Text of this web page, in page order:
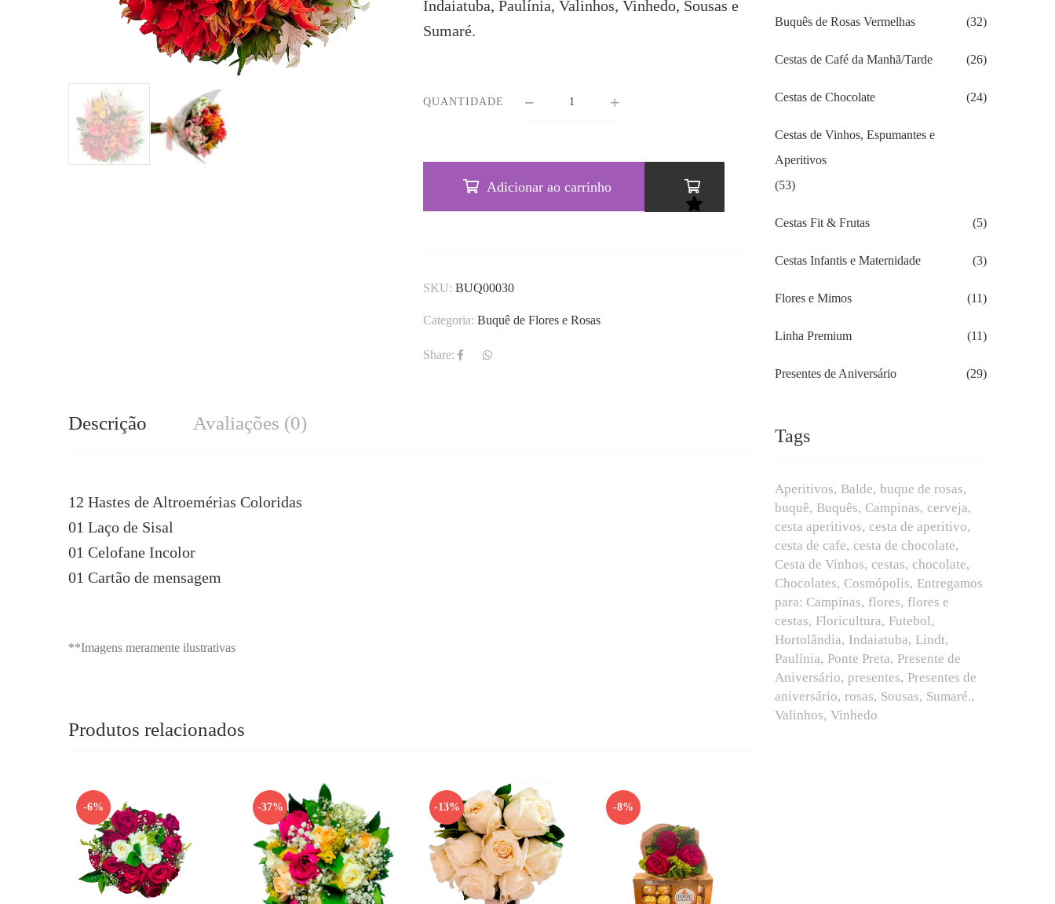
Indaiatuba, Paulínia, Valinhos, Vinhedo, Sousas e
Sumaré.
QUANTIDADE
Adicionar ao carrinho
SKU:BUQ00030
Categoria:Buquê de Flores e Rosas
Share:
Descrição Avaliações (0)
12 Hastes de Altroemérias Coloridas
01 Laço de Sisal
01 Celofane Incolor
01 Cartão de mensagem
**Imagens meramente ilustrativas
Produtos relacionados
-6% -37% -13% -8%
Buquês de Rosas Vermelhas (32)
Cestas de Café da Manhã/Tarde (26)
Cestas de Chocolate (24)
Cestas de Vinhos, Espumantes e
Aperitivos
(53)
Cestas Fit & Frutas (5)
Cestas Infantis e Maternidade (3)
Flores e Mimos (11)
Linha Premium (11)
Presentes de Aniversário (29)
Tags
Aperitivos Balde buque de rosas
buquê Buquês Campinas cerveja
cesta aperitivos cesta de aperitivo
cesta de cafe cesta de chocolate
Cesta de Vinhos cestas chocolate
Chocolates Cosmópolis Entregamos
para: Campinas flores flores e
cestas Floricultura Futebol
Hortolândia Indaiatuba Lindt
Paulínia Ponte Preta Presente de
Aniversário presentes Presentes de
aniversário rosas Sousas Sumaré.
Valinhos Vinhedo